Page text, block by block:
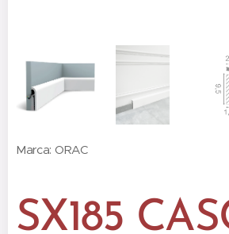
Marca: ORAC
SX185